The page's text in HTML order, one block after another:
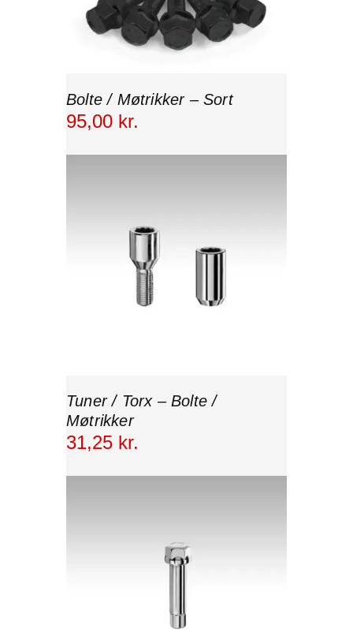
Bolte / Møtrikker – Sort
95,00 kr.
Tuner / Torx – Bolte /
Møtrikker
31,25 kr.